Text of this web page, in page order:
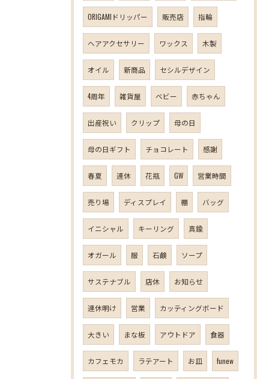
ORIGAMIドリッパー 販売店 指輪
ヘアアクセサリー ワックス 木製
オイル 新商品 セシルデザイン
4周年 雑貨屋 ベビー 赤ちゃん
出産祝い クリップ 母の日
母の日ギフト チョコレート 感謝
春夏 連休 花瓶 GW 営業時間
売り場 ディスプレイ 棚 バッグ
イニシャル キーリング 真鍮
オガール 服 石鹸 ソープ
サステナブル 店休 お知らせ
連休明け 営業 カッティングボード
大きい まな板 アウトドア 食器
カフェモカ ラテアート お皿 funew